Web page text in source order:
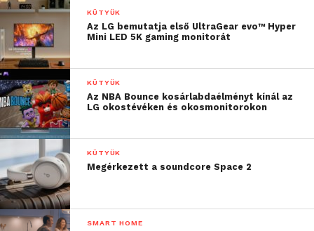
KÜTYÜK
Az LG bemutatja első UltraGear evo™ Hyper
Mini LED 5K gaming monitorát
KÜTYÜK
Az NBA Bounce kosárlabdaélményt kínál az
LG okostévéken és okosmonitorokon
KÜTYÜK
Megérkezett a soundcore Space 2
SMART HOME